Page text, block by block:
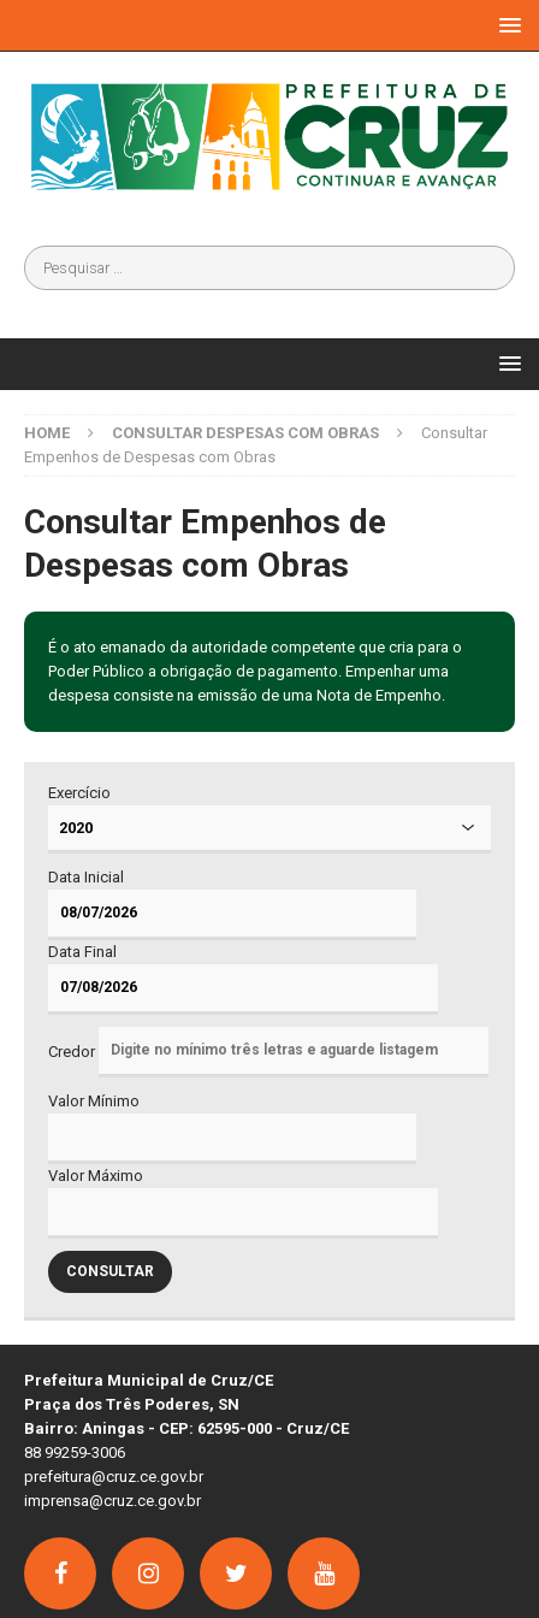
HOME CONSULTAR DESPESAS COM OBRAS
Consultar
Empenhos de Despesas com Obras
Consultar Empenhos de
Despesas com Obras
É o ato emanado da autoridade competente que cria para o
Poder Público a obrigação de pagamento. Empenhar uma
despesa consiste na emissão de uma Nota de Empenho.
Exercício
Data Inicial
Data Final
Credor
Valor Mínimo
Valor Máximo
CONSULTAR
Prefeitura Municipal de Cruz/CE
Praça dos Três Poderes, SN
Bairro: Aningas - CEP: 62595-000 - Cruz/CE
88 99259-3006
prefeitura@cruz.ce.gov.br
imprensa@cruz.ce.gov.br